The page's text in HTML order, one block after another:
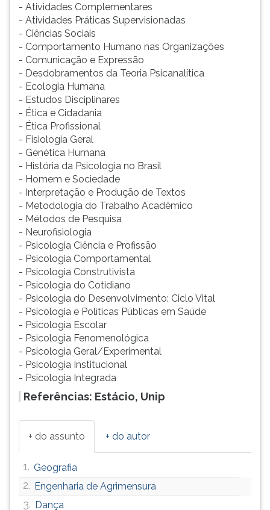
novamente.
- Atividades Complementares
- Atividades Práticas Supervisionadas
- Ciências Sociais
- Comportamento Humano nas Organizações
- Comunicação e Expressão
- Desdobramentos da Teoria Psicanalítica
- Ecologia Humana
- Estudos Disciplinares
- Ética e Cidadania
- Ética Profissional
- Fisiologia Geral
- Genética Humana
- História da Psicologia no Brasil
- Homem e Sociedade
- Interpretação e Produção de Textos
- Metodologia do Trabalho Acadêmico
- Métodos de Pesquisa
- Neurofisiologia
- Psicologia Ciência e Profissão
- Psicologia Comportamental
- Psicologia Construtivista
- Psicologia do Cotidiano
- Psicologia do Desenvolvimento: Ciclo Vital
- Psicologia e Políticas Públicas em Saúde
- Psicologia Escolar
- Psicologia Fenomenológica
- Psicologia Geral/Experimental
- Psicologia Institucional
- Psicologia Integrada
Referências: Estácio, Unip
+ do assunto + do autor
1. Geografia
2. Engenharia de Agrimensura
3. Dança